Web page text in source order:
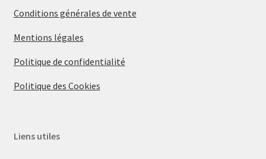
Conditions générales de vente
Mentions légales
Politique de confidentialité
Politique des Cookies
Liens utiles